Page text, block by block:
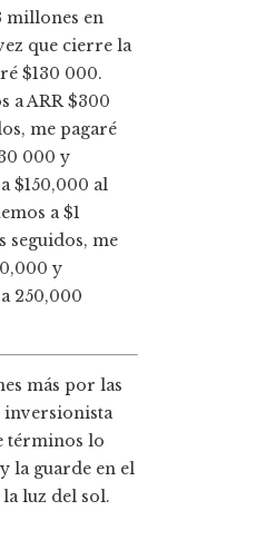
millones en
que cierre la
$130 000.
a ARR $300
me pagaré
000 y
$150,000 al
a $1
seguidos, me
y
250,000
más por las
inversionista
términos lo
la guarde en el
luz del sol.